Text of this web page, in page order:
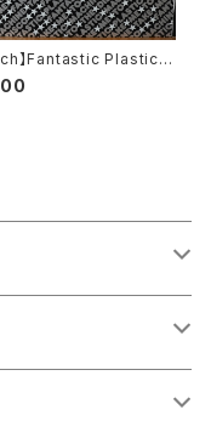
】Fantastic Plastic
/ Take Me To The